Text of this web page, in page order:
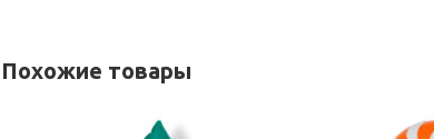
Похожие товары